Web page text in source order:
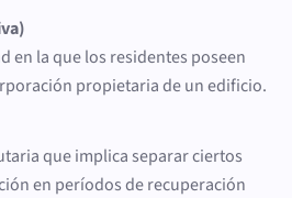
en la que los residentes poseen
propietaria de un edificio.
que implica separar ciertos
en períodos de recuperación